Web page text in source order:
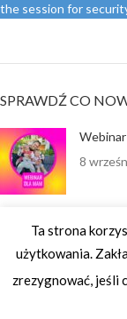
the session for
SPRAWDŹ CO
Webinar
8
Historia
25
Ta strona
użytkowania.
zrezygnować, jeśli